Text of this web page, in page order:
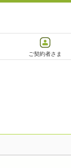
ご契約者さま